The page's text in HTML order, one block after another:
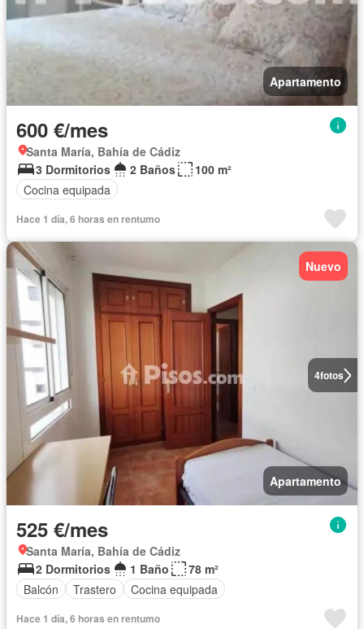
Apartamento
600 €/mes
Santa María, Bahía de Cádiz
3 Dormitorios
2 Baños
100 m²
Cocina equipada
Hace 1 día, 6 horas en rentumo
4fotos
Nuevo
Apartamento
525 €/mes
Santa María, Bahía de Cádiz
2 Dormitorios
1 Baño
78 m²
Balcón
Trastero Cocina equipada
Hace 1 día, 6 horas en rentumo